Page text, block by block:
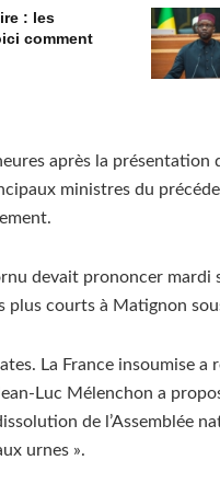
: les
comment
après la
ministres du
devait prononcer
plus courts à Matignon
La France insoumise a
Luc Mélenchon a
de l’Assemblée
urnes ».